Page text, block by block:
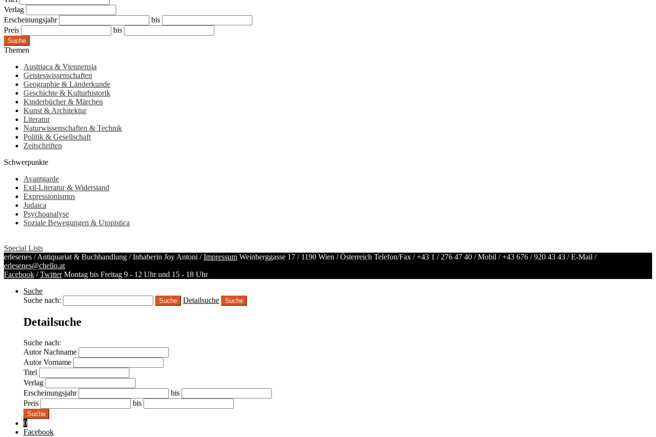
Verlag
Erscheinungsjahr
bis
Preis
bis
Suche
Themen
Austriaca & Viennensia
Geisteswissenschaften
Geographie & Länderkunde
Geschichte & Kulturhistorik
Kinderbücher & Märchen
Kunst & Architektur
Literatur
Naturwissenschaften & Technik
Politik & Gesellschaft
Zeitschriften
Schwerpunkte
Avantgarde
Exil-Literatur & Widerstand
Expressionismus
Judaica
Psychoanalyse
Soziale Bewegungen & Utopistica
Special Lists
erlesenes / Antiquariat & Buchhandlung / Inhaberin Joy Antoni /Impressum Weinberggasse 17 / 1190 Wien / Österreich Telefon/Fax /+43 1 / 276 47 40 / Mobil /+43 676 / 920 43 43 / E-Mail /
erlesenes@chello.at
Facebook /Twitter Montag bis Freitag 9 - 12 Uhr und 15 - 18 Uhr
Suche
Suche nach:
Detailsuche Suche
Detailsuche
Suche nach:
Autor Nachname
Autor Vorname
Titel
Verlag
Erscheinungsjahr
bis
Preis
bis
Suche
0
Facebook